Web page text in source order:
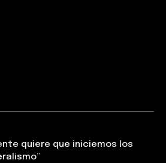
quiere que iniciemos los